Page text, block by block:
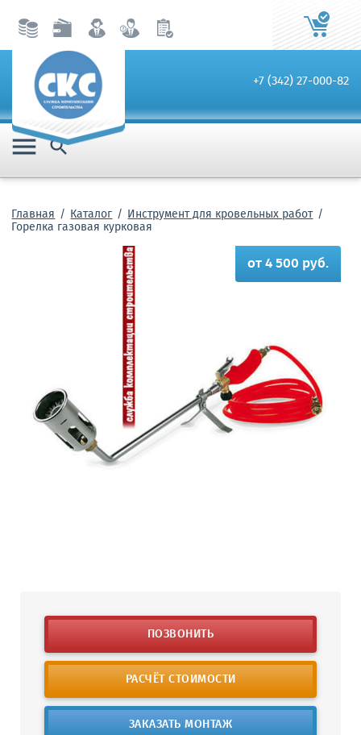
+7 (342) 27-000-82
 
Главная Каталог Инструмент для кровельных работ
Горелка газовая курковая
от 4 500 руб.
ПОЗВОНИТЬ
РАСЧЁТ СТОИМОСТИ
ЗАКАЗАТЬ МОНТАЖ